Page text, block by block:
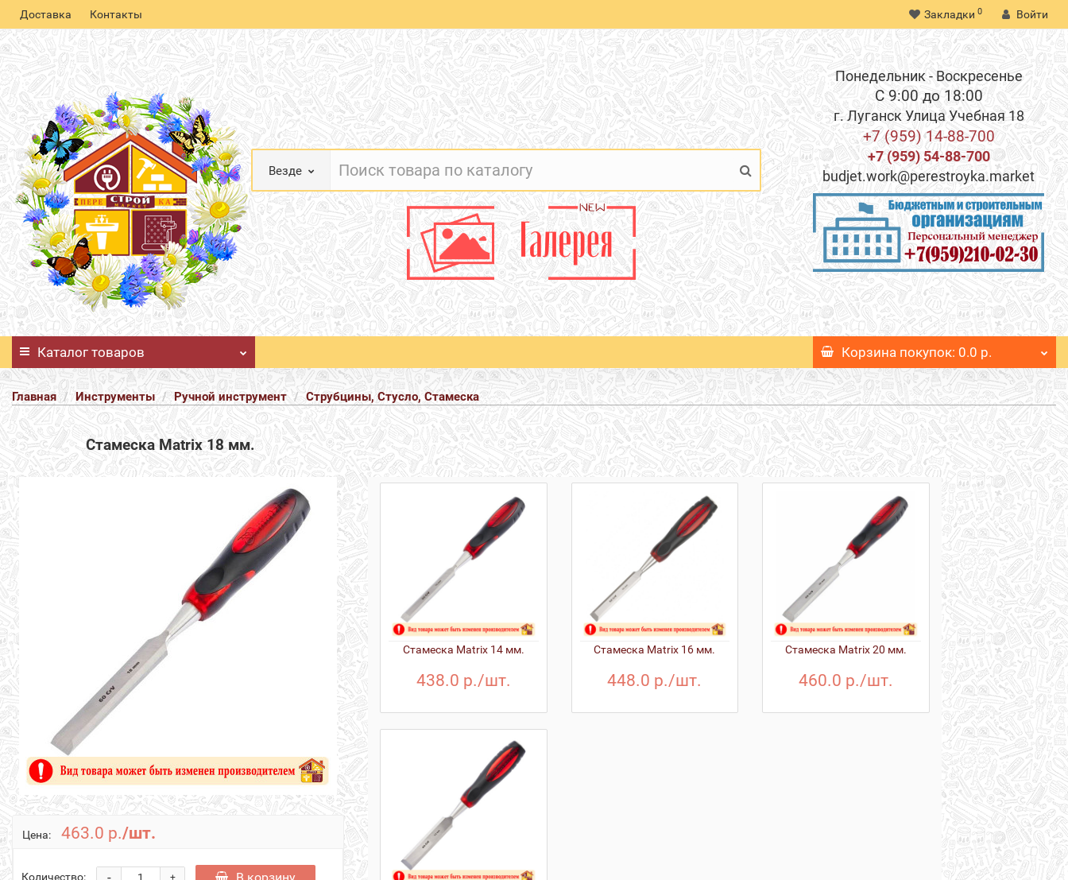
Доставка Контакты Закладки 0 Войти
Везде
Понедельник - Воскресенье
С 9:00 до 18:00
г. Луганск Улица Учебная 18
+7 (959) 14-88-700
+7 (959) 54-88-700
budjet.work@perestroyka.market
Каталог товаров Корзина покупок: 0.0 р.
Главная Инструменты Ручной инструмент Струбцины, Стусло, Стамеска
Стамеска Matrix 18 мм.
Цена: 463.0 р./шт.
Количество: +
Стамеска Matrix 14 мм.
438.0 р./шт.
Стамеска Matrix 16 мм.
448.0 р./шт.
Стамеска Matrix 20 мм.
460.0 р./шт.